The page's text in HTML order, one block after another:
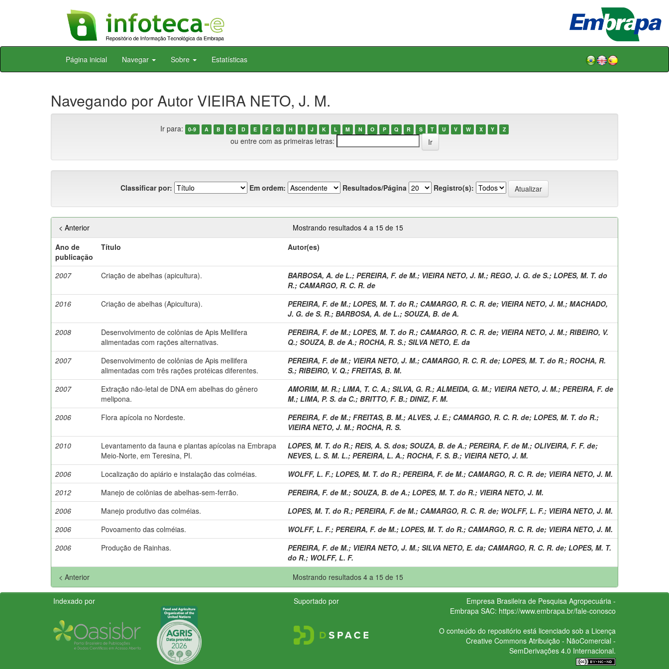
Skip
Página inicial Navegar Sobre Estatísticas
Navegando por Autor VIEIRA NETO, J. M.
Ir para: 0-9 A B C D E F G H I J K L M N O P Q R S T U V W X Y Z
ou entre com as primeiras letras:
Classificar por: Em ordem: Resultados/Página Registro(s):
Mostrando resultados 4 a 15 de 15
< Anterior
Ano de
publicação
Título Autor(es)
2007 Criação de abelhas (apicultura). BARBOSA, A. de L.; PEREIRA, F. de M.; VIEIRA NETO, J. M.; REGO, J. G. de S.; LOPES, M. T. do
R.; CAMARGO, R. C. R. de
2016
Criação de abelhas (Apicultura). PEREIRA, F. de M.; LOPES, M. T. do R.; CAMARGO, R. C. R. de; VIEIRA NETO, J. M.; MACHADO,
J. G. de S. R.; BARBOSA, A. de L.; SOUZA, B. de A.
2008
Desenvolvimento de colônias de Apis Mellifera
alimentadas com rações alternativas.
PEREIRA, F. de M.; LOPES, M. T. do R.; CAMARGO, R. C. R. de; VIEIRA NETO, J. M.; RIBEIRO, V.
Q.; SOUZA, B. de A.; ROCHA, R. S.; SILVA NETO, E. da
2007
Desenvolvimento de colônias de Apis mellifera
alimentadas com três rações protéicas diferentes.
PEREIRA, F. de M.; VIEIRA NETO, J. M.; CAMARGO, R. C. R. de; LOPES, M. T. do R.; ROCHA, R.
S.; RIBEIRO, V. Q.; FREITAS, B. M.
2007
Extração não-letal de DNA em abelhas do gênero
melipona.
AMORIM, M. R.; LIMA, T. C. A.; SILVA, G. R.; ALMEIDA, G. M.; VIEIRA NETO, J. M.; PEREIRA, F. de
M.; LIMA, P. S. da C.; BRITTO, F. B.; DINIZ, F. M.
2006
Flora apícola no Nordeste. PEREIRA, F. de M.; FREITAS, B. M.; ALVES, J. E.; CAMARGO, R. C. R. de; LOPES, M. T. do R.;
VIEIRA NETO, J. M.; ROCHA, R. S.
2010
Levantamento da fauna e plantas apícolas na Embrapa
Meio-Norte, em Teresina, PI.
LOPES, M. T. do R.; REIS, A. S. dos; SOUZA, B. de A.; PEREIRA, F. de M.; OLIVEIRA, F. F. de;
NEVES, L. S. M. L.; PEREIRA, L. A.; ROCHA, F. S. B.; VIEIRA NETO, J. M.
2006
Localização do apiário e instalação das colméias. WOLFF, L. F.; LOPES, M. T. do R.; PEREIRA, F. de M.; CAMARGO, R. C. R. de; VIEIRA NETO, J. M.
2012
Manejo de colônias de abelhas-sem-ferrão. PEREIRA, F. de M.; SOUZA, B. de A.; LOPES, M. T. do R.; VIEIRA NETO, J. M.
2006
Manejo produtivo das colméias. LOPES, M. T. do R.; PEREIRA, F. de M.; CAMARGO, R. C. R. de; WOLFF, L. F.; VIEIRA NETO, J. M.
2006
Povoamento das colméias. WOLFF, L. F.; PEREIRA, F. de M.; LOPES, M. T. do R.; CAMARGO, R. C. R. de; VIEIRA NETO, J. M.
2006
Produção de Rainhas. PEREIRA, F. de M.; VIEIRA NETO, J. M.; SILVA NETO, E. da; CAMARGO, R. C. R. de; LOPES, M. T.
do R.; WOLFF, L. F.
Mostrando resultados 4 a 15 de 15
< Anterior
Indexado por Suportado por
Empresa Brasileira de Pesquisa Agropecuária -
Embrapa SAC: https://www.embrapa.br/fale-conosco
O conteúdo do repositório está licenciado sob a Licença
Creative CommonsAtribuição - NãoComercial -
SemDerivações 4.0 Internacional.